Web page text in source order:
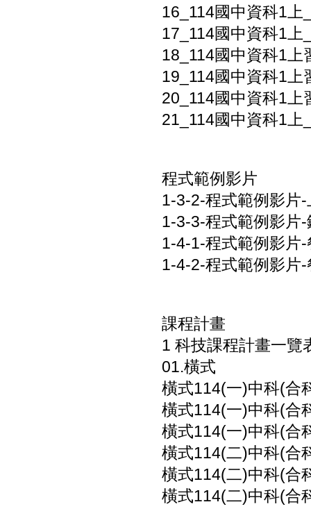
16_114國中資科1上
17_114國中資科1上
18_114國中資科1上
19_114國中資科1上
20_114國中資科1上
21_114國中資科1上
程式範例影片
1-3-2-程式範例影片
1-3-3-程式範例影片
1-4-1-程式範例影片
1-4-2-程式範例影片
課程計畫
1 科技課程計畫一覽
01.橫式
橫式114(一)中科(合
橫式114(一)中科(合
橫式114(一)中科(合
橫式114(二)中科(合
橫式114(二)中科(合
橫式114(二)中科(合